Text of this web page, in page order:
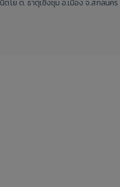
ตโย ต. ธาตุเชิงชุม อ.เมือง จ.สกลนค